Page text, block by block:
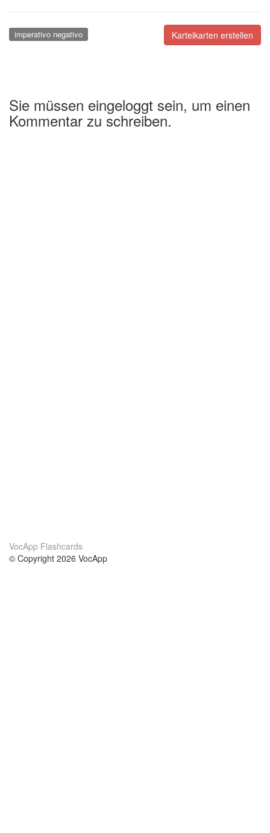
Karteikarten erstellen
imperativo negativo
Sie müssen eingeloggt sein, um einen
Kommentar zu schreiben.
VocApp Flashcards
© Copyright 2026 VocApp